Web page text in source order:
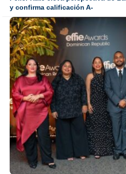
y confirma calificación A-